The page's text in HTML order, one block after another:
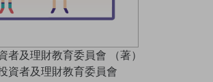
者及理財教育委員會 （著）
資者及理財教育委員會